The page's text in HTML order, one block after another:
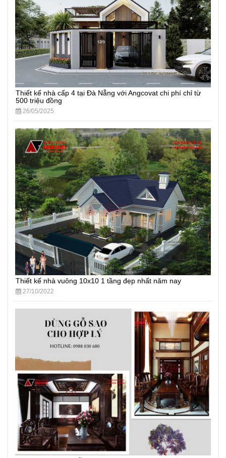
Thiết kế nhà cấp 4 tại Đà Nẵng với Angcovat chi phí chỉ từ
500 triệu đồng
26/05/2025
Thiết kế nhà vuông 10x10 1 tầng đẹp nhất năm nay
27/10/2022